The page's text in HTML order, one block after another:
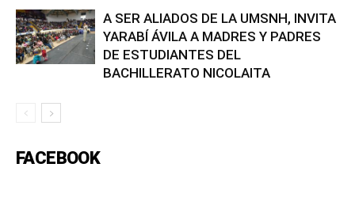
A SER ALIADOS DE LA UMSNH, INVITA
YARABÍ ÁVILA A MADRES Y PADRES
DE ESTUDIANTES DEL
BACHILLERATO NICOLAITA
FACEBOOK